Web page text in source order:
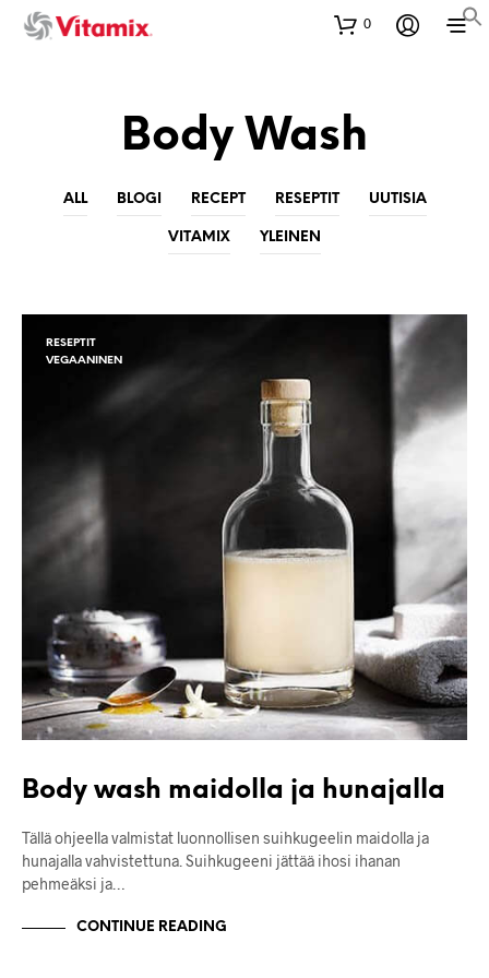
0
Body Wash
ALL BLOGI RECEPT RESEPTIT UUTISIA
VITAMIX YLEINEN
RESEPTIT
VEGAANINEN
Body wash maidolla ja hunajalla
Tällä ohjeella valmistat luonnollisen suihkugeelin maidolla ja
hunajalla vahvistettuna. Suihkugeeni jättää ihosi ihanan
pehmeäksi ja…
CONTINUE READING